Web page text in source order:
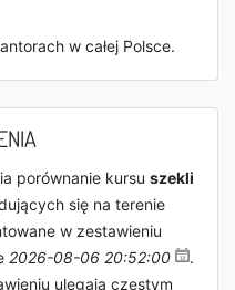
w całej Polsce.
porównanie kursu szekli
się na terenie
w zestawieniu
2026-08-06 20:52:00
.
ulegają częstym